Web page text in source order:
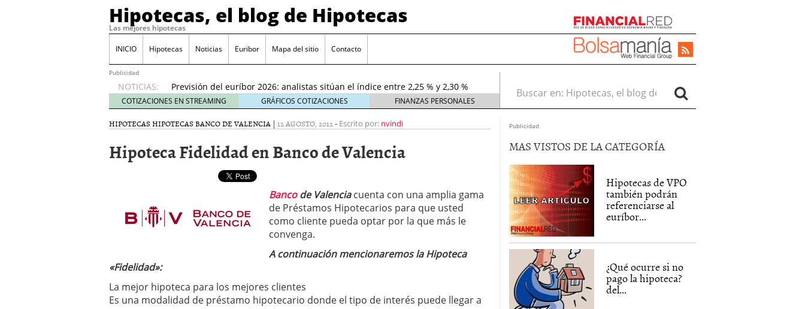
Hipotecas, el blog de Hipotecas
Las mejores hipotecas
INICIO Hipotecas Noticias Euribor Mapa del sitio Contacto
Publicidad
NOTICIAS:
Qué perfiles de comprador hipotecario interesan más a los bancos en el
inicio de 2026 21/01/2026
Hipotecas para no residentes en España: requisitos y condiciones actuales
17/01/2026
Cambios fiscales en 2026 ¿Cómo afectan a la compra de vivienda en
Previsión del euríbor 2026: analistas sitúan el índice entre 2,25 % y 2,30 %
durante el año
06/01/2026
El Banco de España alerta sobre el sobreendeudamiento inmobiliario
24/01/2026
COTIZACIONES EN STREAMING GRÁFICOS COTIZACIONES FINANZAS PERSONALES
Buscar en:
HIPOTECAS HIPOTECAS BANCO DE VALENCIA | 12 AGOSTO, 2012- Escrito por: nvindi
Hipoteca Fidelidad en Banco de Valencia
Bancode Valenciacuenta con una amplia gama
de Préstamos Hipotecarios para que usted
como cliente pueda optar por la que más le
convenga.
A continuación mencionaremos la Hipoteca
«Fidelidad»:
La mejor hipoteca para los mejores clientes
Es una modalidad de préstamo hipotecario donde el tipo de interés puede llegar a
Publicidad
MAS VISTOS DE LA CATEGORÍA
Hipotecas de VPO
también podrán
referenciarse al
euríbor...
¿Qué ocurre si no
pago la hipoteca?
del...